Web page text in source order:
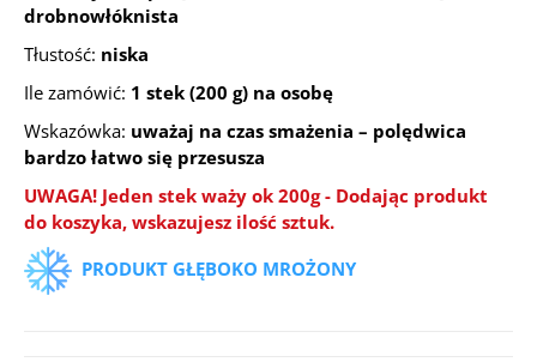
drobnowłóknista
Tłustość: niska
Ile zamówić: 1 stek (200 g) na osobę
Wskazówka: uważaj na czas smażenia – polędwica
bardzo łatwo się przesusza
UWAGA! Jeden stek waży ok 200g- Dodając produkt
do koszyka, wskazujesz ilość sztuk.
PRODUKT GŁĘBOKO MROŻONY